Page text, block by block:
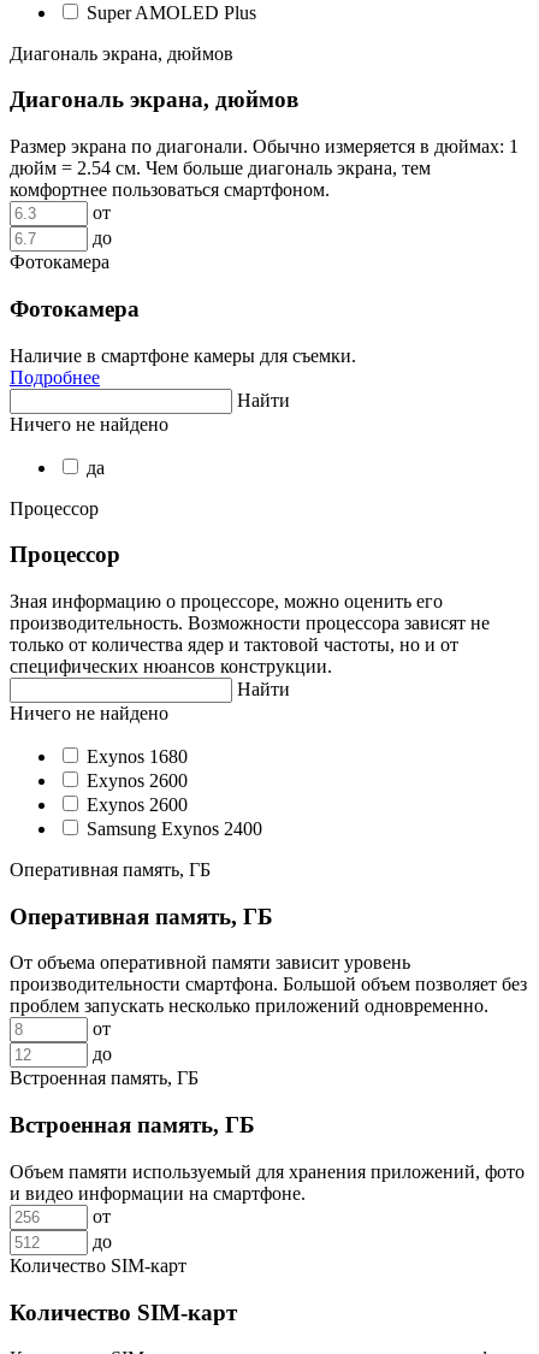
Super AMOLED Plus
Диагональ экрана, дюймов
Диагональ экрана, дюймов
Размер экрана по диагонали. Обычно измеряется в дюймах: 1
дюйм = 2.54 см. Чем больше диагональ экрана, тем
комфортнее пользоваться смартфоном.
от
до
Фотокамера
Фотокамера
Наличие в смартфоне камеры для съемки.
Подробнее
Найти
Ничего не найдено
да
Процессор
Процессор
Зная информацию о процессоре, можно оценить его
производительность. Возможности процессора зависят не
только от количества ядер и тактовой частоты, но и от
специфических нюансов конструкции.
Найти
Ничего не найдено
Exynos 1680
Exynos 2600
Exynos 2600
Samsung Exynos 2400
Оперативная память, ГБ
Оперативная память, ГБ
От объема оперативной памяти зависит уровень
производительности смартфона. Большой объем позволяет без
проблем запускать несколько приложений одновременно.
от
до
Встроенная память, ГБ
Встроенная память, ГБ
Объем памяти используемый для хранения приложений, фото
и видео информации на смартфоне.
от
до
Количество SIM-карт
Количество SIM-карт